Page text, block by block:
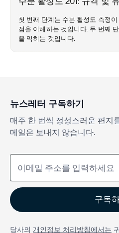
첫 번째 단계는 수분 활성도 측정
점을 이해하는 것입니다. 두 번째
을 익히는 것입니다.
뉴스레터 구독하기
매주 한 번씩 정성스러운 편지
메일은 보내지 않습니다.
당사의 개인정보 처리방침에서는